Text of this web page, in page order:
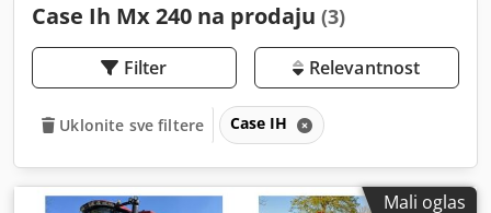
Case Ih Mx 240 na prodaju (3)
Filter Relevantnost
Uklonite sve filtere Case IH
Mali oglas